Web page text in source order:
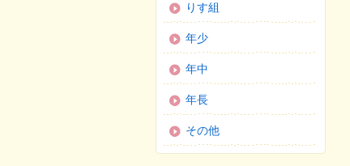
りす組
年少
年中
年長
その他